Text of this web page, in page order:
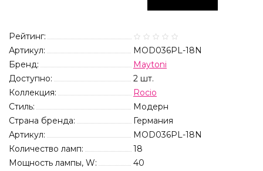
Рейтинг:
Артикул:
MOD036PL-18N
Бренд:
Maytoni
Доступно:
2 шт.
Коллекция:
Rocio
Стиль:
Модерн
Страна бренда:
Германия
Артикул:
MOD036PL-18N
Количество ламп:
18
Мощность лампы, W:
40